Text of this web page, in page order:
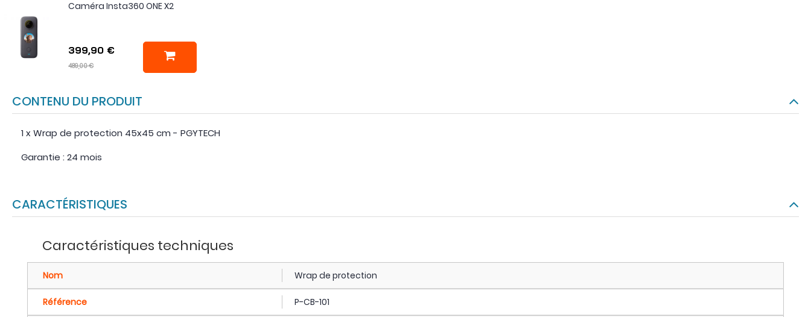
Caméra Insta360 ONE X2
399,90 €
489,00 €
CONTENU DU PRODUIT
1 x Wrap de protection 45x45 cm - PGYTECH
Garantie : 24 mois
CARACTÉRISTIQUES
Caractéristiques techniques
Nom Wrap de protection
Référence P-CB-101